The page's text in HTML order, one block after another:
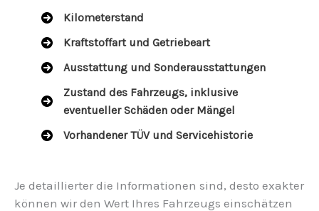
Kilometerstand
Kraftstoffart und Getriebeart
Ausstattung und Sonderausstattungen
Zustand des Fahrzeugs, inklusive
eventueller Schäden oder Mängel
Vorhandener TÜV und Servicehistorie
Je detaillierter die Informationen sind, desto exakter
können wir den Wert Ihres Fahrzeugs einschätzen